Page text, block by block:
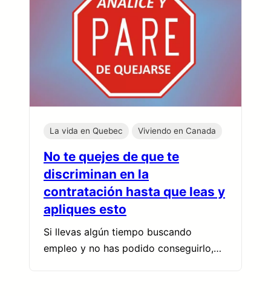
La vida en Quebec Viviendo en Canada
No te quejes de que te
discriminan en la
contratación hasta que leas y
apliques esto
Si llevas algún tiempo buscando
empleo y no has podido conseguirlo,…